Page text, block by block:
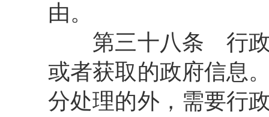
由。
第三十八条 行政
或者获取的政府信息
分处理的外，需要行